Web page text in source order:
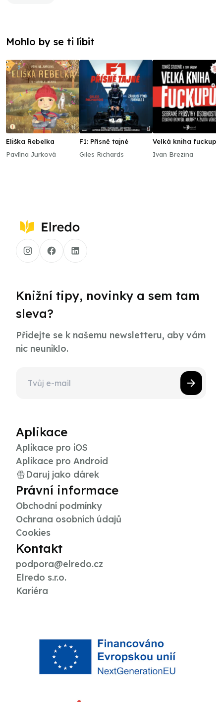
Mohlo by se ti líbit
Eliška Rebelka
Pavlína Jurková
F1: Přísně tajné
Giles Richards
Velká kniha fuckupů
Ivan Brezina
Knižní tipy, novinky a sem tam
sleva?
Přidejte se k našemu newsletteru, aby vám
nic neuniklo.
Aplikace
Aplikace pro iOS
Aplikace pro Android
Daruj jako dárek
Právní informace
Obchodní podmínky
Ochrana osobních údajů
Cookies
Kontakt
podpora@elredo.cz
Elredo s.r.o.
Kariéra